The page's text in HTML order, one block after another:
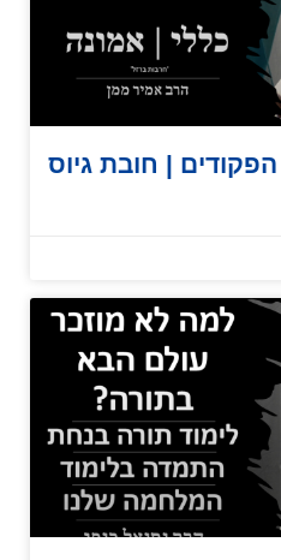
| חובת גיוס